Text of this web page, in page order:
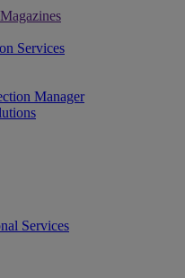
Services
Manager
Services